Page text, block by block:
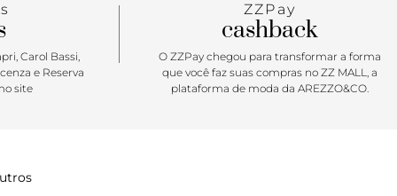
Carol Bassi,
e Reserva
site
ZZPay
cashback
O ZZPay chegou para transformar a forma
que você faz suas compras no ZZ MALL, a
plataforma de moda da AREZZO&CO.